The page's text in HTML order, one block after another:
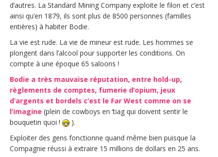
d’autres. La Standard Mining Company exploite le filon et c’est
ainsi qu’en 1879, ils sont plus de 8500 personnes (familles
entières) à habiter Bodie.
La vie est rude. La vie de mineur est rude. Les hommes se
plongent dans l’alcool pour supporter les conditions. On
compte à une époque 65 saloons !
Bodie a très mauvaise réputation, entre hold-up,
règlements de comptes, fumerie d’opium, jeux
d’argents et bordels c’est le Far West comme on se
l’imagine (plein de cowboys en ‘tiag qui doivent sentir le
bouquetin quoi !
).
Exploiter des gens fonctionne quand même bien puisque la
Compagnie réussi à extraire 15 millions de dollars en 25 ans.